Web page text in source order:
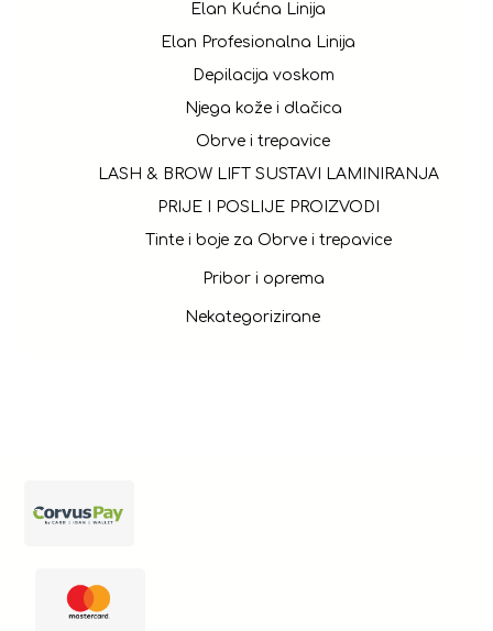
Elan Kućna Linija
Elan Profesionalna Linija
Depilacija voskom
Njega kože i dlačica
Obrve i trepavice
LASH & BROW LIFT SUSTAVI LAMINIRANJA
PRIJE I POSLIJE PROIZVODI
Tinte i boje za Obrve i trepavice
Pribor i oprema
Nekategorizirane